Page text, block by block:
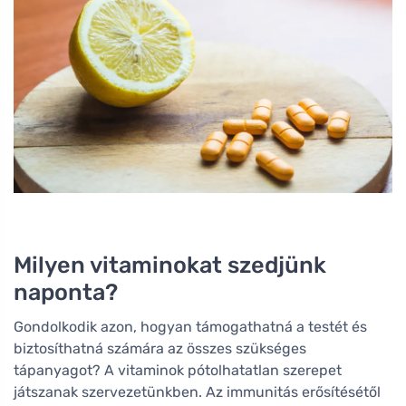
Milyen vitaminokat szedjünk
naponta?
Gondolkodik azon, hogyan támogathatná a testét és
biztosíthatná számára az összes szükséges
tápanyagot? A vitaminok pótolhatatlan szerepet
játszanak szervezetünkben. Az immunitás erősítésétől